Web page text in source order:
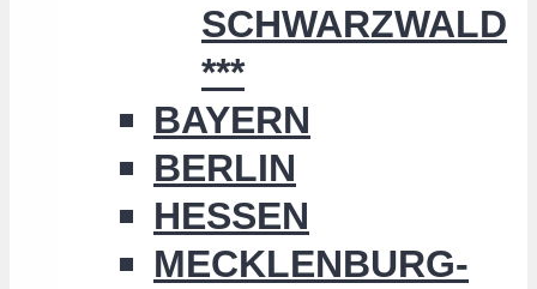
SCHWARZWALD
***
BAYERN
BERLIN
HESSEN
MECKLENBURG-